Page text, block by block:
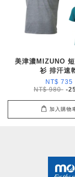
美津濃MIZUNO
衫 排汗速
NT$ 735
NT$ 980 -
加入購物